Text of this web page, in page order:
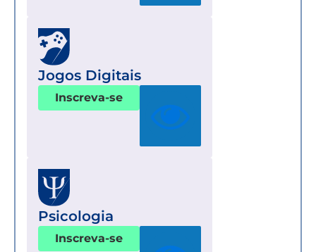
Jogos Digitais
Inscreva-se
Psicologia
Inscreva-se